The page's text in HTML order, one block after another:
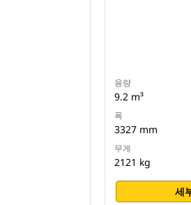
용량
9.2 m³
폭
3327 mm
무게
2121 kg
세